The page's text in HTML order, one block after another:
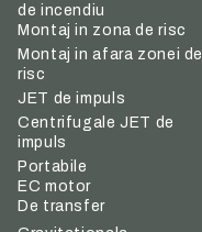
de incendiu
Montaj in zona de risc
Montaj in afara zonei de
risc
JET de impuls
Centrifugale JET de
impuls
Portabile
EC motor
De transfer